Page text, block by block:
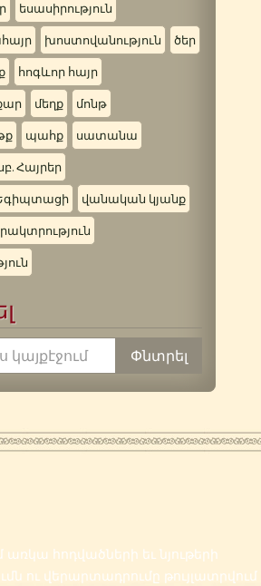
եսասիրություն
խոստովանություն ծեր
հոգևոր հայր
մեղք մոնթ
պահք սատանա
Հայրեր
վանական կյանք
առկա հոդվածների եւ նյութերի
ու վերարտադրումը թույլատրվում